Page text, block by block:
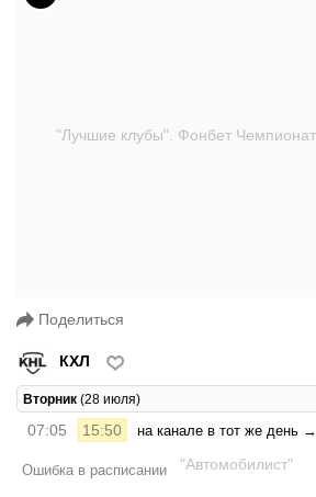
Поделиться
КХЛ
Вторник (28 июля)
07:05 15:50 на канале в тот же день →
Ошибка в расписании